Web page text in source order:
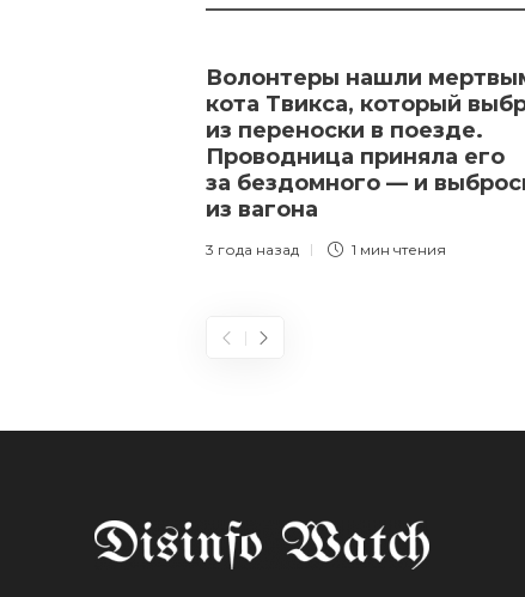
Волонтеры нашли
кота Твикса, который
из переноски в поезде.
Проводница приняла его
за бездомного — и
из вагона
3 года назад 1 мин чтения